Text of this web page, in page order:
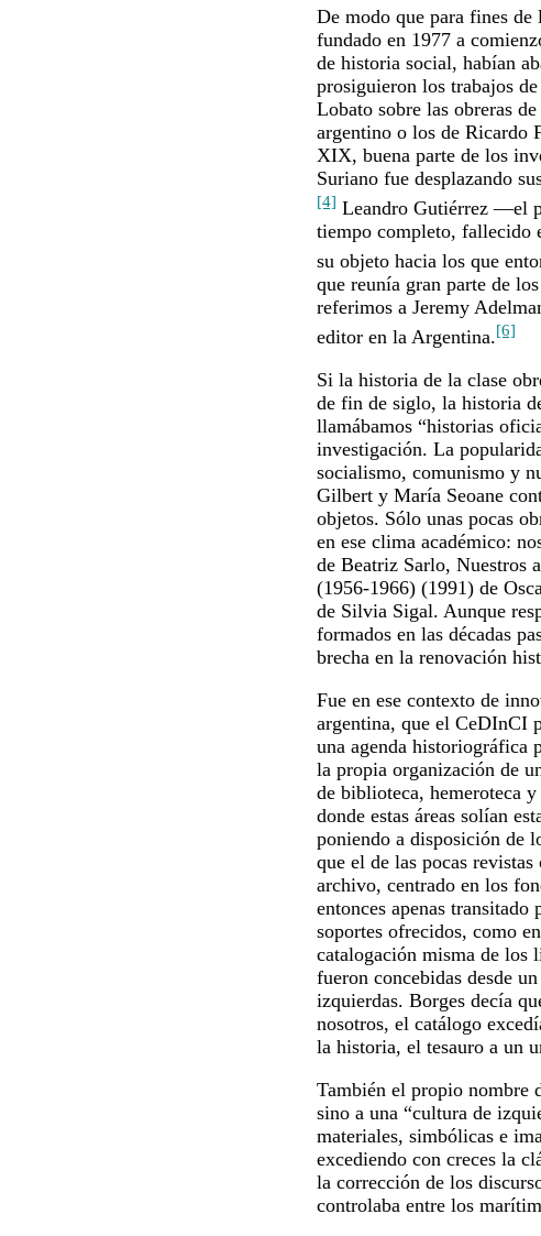
De modo que para fines
fundado en 1977 a
de historia social, habían
prosiguieron los trabajos
Lobato sobre las obreras
argentino o los de Ricardo
XIX, buena parte de los
Suriano fue desplazando
[4] Leandro Gutiérrez —el
tiempo completo, fallecido
su objeto hacia los que
que reunía gran parte de
referimos a Jeremy
editor en la Argentina.[6]
Si la historia de la clase
de fin de siglo, la historia
llamábamos “historias
investigación. La
socialismo, comunismo y
Gilbert y María Seoane
objetos. Sólo unas pocas
en ese clima académico:
de Beatriz Sarlo, Nuestros
(1956-1966) (1991) de
de Silvia Sigal. Aunque
formados en las décadas
brecha en la renovación
Fue en ese contexto de
argentina, que el CeDInCI
una agenda historiográfica
la propia organización de
de biblioteca, hemeroteca
donde estas áreas solían
poniendo a disposición de
que el de las pocas
archivo, centrado en los
entonces apenas
soportes ofrecidos, como
catalogación misma de los
fueron concebidas desde
izquierdas. Borges decía
nosotros, el catálogo
la historia, el tesauro a un
También el propio nombre
sino a una “cultura de
materiales, simbólicas e
excediendo con creces la
la corrección de los
controlaba entre los